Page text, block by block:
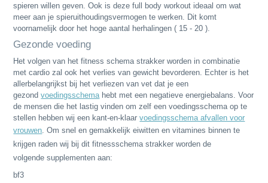
spieren willen geven. Ook is deze full body workout ideaal om wat
meer aan je spieruithoudingsvermogen te werken. Dit komt
voornamelijk door het hoge aantal herhalingen ( 15 - 20 ).
Gezonde voeding
Het volgen van het fitness schema strakker worden in combinatie
met cardio zal ook het verlies van gewicht bevorderen. Echter is het
allerbelangrijkst bij het verliezen van vet dat je een
gezondvoedingsschema hebt met een negatieve energiebalans. Voor
de mensen die het lastig vinden om zelf een voedingsschema op te
stellen hebben wij een kant-en-klaarvoedingsschema afvallen voor
vrouwen .Om snel en gemakkelijk eiwitten en vitamines binnen te
krijgen raden wij bij dit fitnessschema strakker worden de
volgende supplementen aan:
bf3